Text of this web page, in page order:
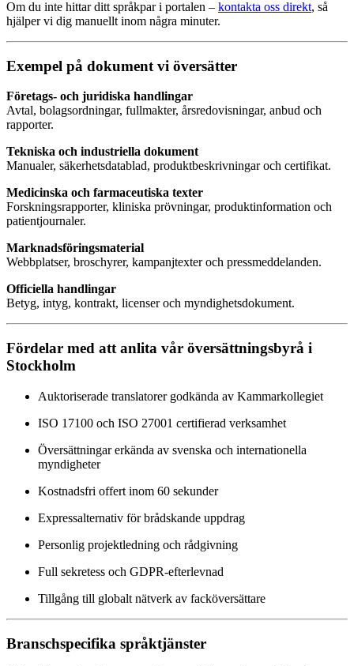
Om du inte hittar ditt språkpar i portalen – kontakta oss direkt, så
hjälper vi dig manuellt inom några minuter.
Exempel på dokument vi översätter
Företags- och juridiska handlingar
Avtal, bolagsordningar, fullmakter, årsredovisningar, anbud och
rapporter.
Tekniska och industriella dokument
Manualer, säkerhetsdatablad, produktbeskrivningar och certifikat.
Medicinska och farmaceutiska texter
Forskningsrapporter, kliniska prövningar, produktinformation och
patientjournaler.
Marknadsföringsmaterial
Webbplatser, broschyrer, kampanjtexter och pressmeddelanden.
Officiella handlingar
Betyg, intyg, kontrakt, licenser och myndighetsdokument.
Fördelar med att anlita vår översättningsbyrå i
Stockholm
Auktoriserade translatorer godkända av Kammarkollegiet
ISO 17100 och ISO 27001 certifierad verksamhet
Översättningar erkända av svenska och internationella
myndigheter
Kostnadsfri offert inom 60 sekunder
Expressalternativ för brådskande uppdrag
Personlig projektledning och rådgivning
Full sekretess och GDPR-efterlevnad
Tillgång till globalt nätverk av facköversättare
Branschspecifika språktjänster